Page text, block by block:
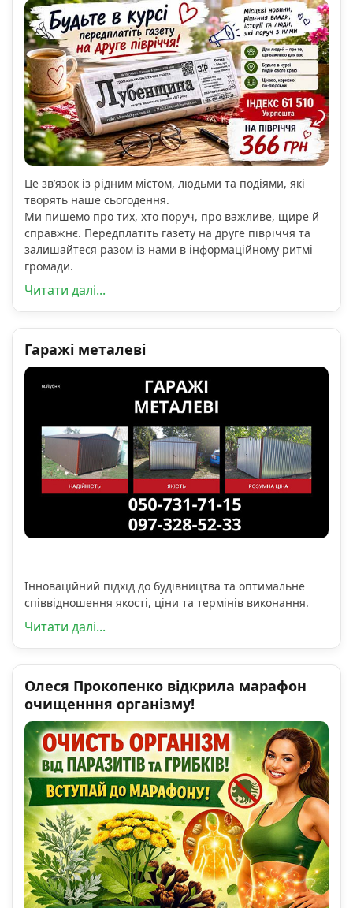
Це зв’язок із рідним містом, людьми та подіями, які
творять наше сьогодення.
Ми пишемо про тих, хто поруч, про важливе, щире й
справжнє. Передплатіть газету на друге півріччя та
залишайтеся разом із нами в інформаційному ритмі
громади.
Читати далі...
Гаражі металеві
Інноваційний підхід до будівництва та оптимальне
співвідношення якості, ціни та термінів виконання.
Читати далі...
Олеся Прокопенко відкрила марафон
очищенння організму!